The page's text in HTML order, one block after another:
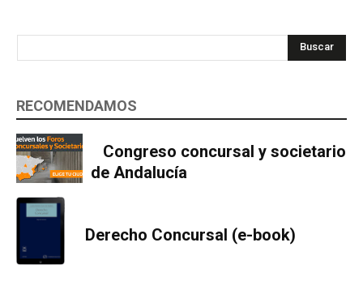
Buscar
RECOMENDAMOS
Congreso concursal y societario
de Andalucía
Derecho Concursal (e-book)